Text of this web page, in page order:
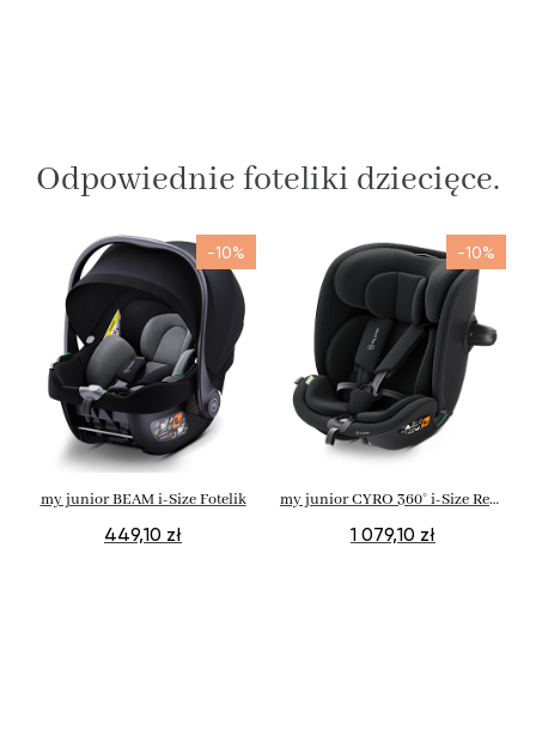
Odpowiednie foteliki dziecięce.
-10%
my junior BEAM i-Size Fotelik
449,10 zł
-10%
my junior CYRO 360° i-Size Reboarder
1 079,10 zł